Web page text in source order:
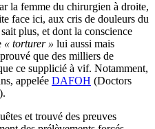
la femme du chirurgien à droite,
face ici, aux cris de douleurs du
plus, et dont la conscience
« torturer » lui aussi mais
que des milliers de
ce supplicié à vif. Notamment,
appelée DAFOH (Doctors
et trouvé des preuves